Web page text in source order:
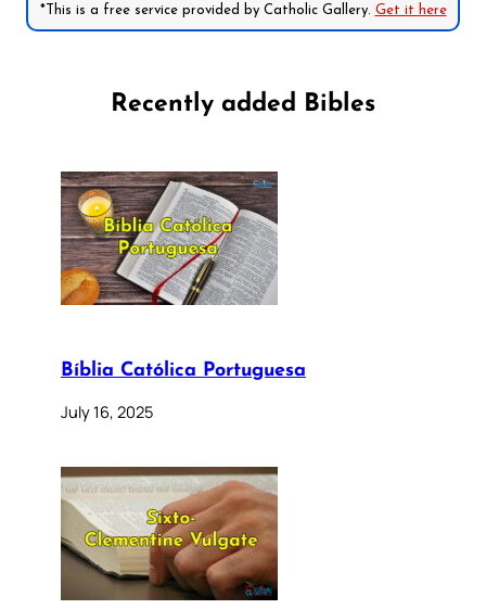
*This is a free service provided by Catholic Gallery. Get it here
Recently added Bibles
Bíblia Católica Portuguesa
July 16, 2025